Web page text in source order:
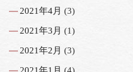
2021年4月 (3)
2021年3月 (1)
2021年2月 (3)
2021年1月 (4)